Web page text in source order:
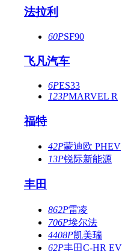
法拉利
60PSF90
飞凡汽车
6PES33
123PMARVEL R
福特
42P蒙迪欧 PHEV
13P锐际新能源
丰田
862P雷凌
706P埃尔法
4408P凯美瑞
62P丰田C-HR EV